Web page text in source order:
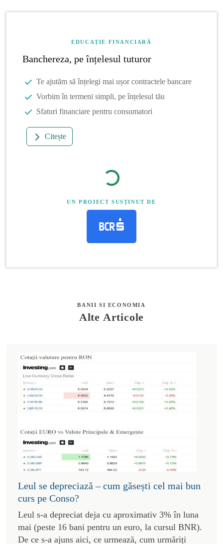
EDUCAȚIE FINANCIARĂ
Banchereza, pe înțelesul tuturor
Te ajutăm să înțelegi mai ușor contractele bancare
Vorbim în termeni simpli, pe înțelesul tău
Sfaturi financiare pentru consumatori
Citește
UN PROIECT SUSȚINUT DE
BANII SI ECONOMIA
Alte Articole
Leul se depreciază – cum găsești cel mai bun
curs pe Conso?
Leul s-a depreciat deja cu aproximativ 3% în luna
mai (peste 16 bani pentru un euro, la cursul BNR).
De ce s-a ajuns aici, ce urmează, cum urmăriți